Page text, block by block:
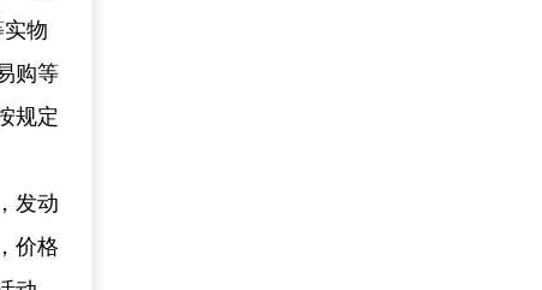
物
购等
规定
发动
价格